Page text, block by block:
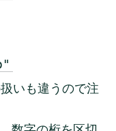
いも違うので注